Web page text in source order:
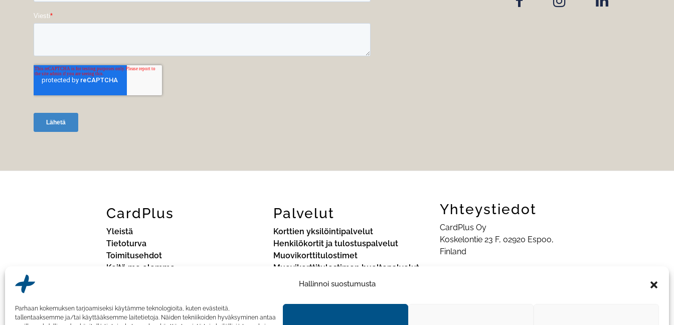
Hallinnoi suostumusta
Parhaan kokemuksen tarjoamiseksi käytämme teknologioita, kuten evästeitä,
tallentaaksemme ja/tai käyttääksemme laitetietoja. Näiden tekniikoiden hyväksyminen antaa
CardPlus
Yleistä
Tietoturva
Toimitusehdot
Keitä me olemme
Palvelut
Korttien yksilöintipalvelut
Henkilökortit ja tulostuspalvelut
Muovikorttitulostimet
Muovikorttitulostimen huoltopalvelut
Yhteystiedot
CardPlus Oy
Koskelontie 23 F, 02920 Espoo,
Finland